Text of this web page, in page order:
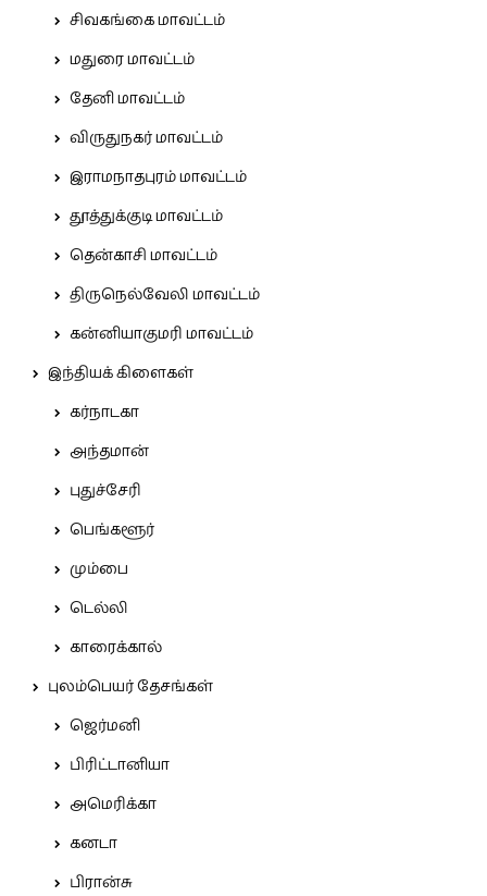
சிவகங்கை மாவட்டம்
மதுரை மாவட்டம்
தேனி மாவட்டம்
விருதுநகர் மாவட்டம்
இராமநாதபுரம் மாவட்டம்
தூத்துக்குடி மாவட்டம்
தென்காசி மாவட்டம்
திருநெல்வேலி மாவட்டம்
கன்னியாகுமரி மாவட்டம்
இந்தியக் கிளைகள்
கர்நாடகா
அந்தமான்
புதுச்சேரி
பெங்களூர்
மும்பை
டெல்லி
காரைக்கால்
புலம்பெயர் தேசங்கள்
ஜெர்மனி
பிரிட்டானியா
அமெரிக்கா
கனடா
பிரான்சு